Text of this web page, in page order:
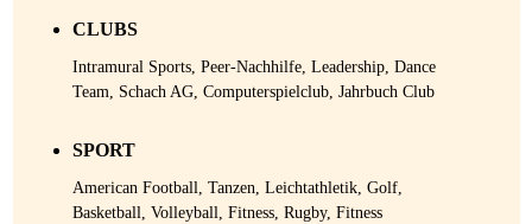
CLUBS
Intramural Sports, Peer-Nachhilfe, Leadership, Dance
Team, Schach AG, Computerspielclub, Jahrbuch Club
SPORT
American Football, Tanzen, Leichtathletik, Golf,
Basketball, Volleyball, Fitness, Rugby, Fitness